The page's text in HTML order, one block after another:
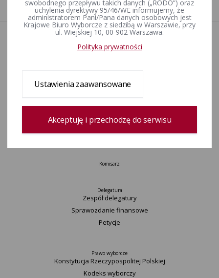
Wydarzenia
Uchwały
Okręgi wyborcze i obwody głosowania
Konkurs „Wybieram Wybory”
Archiwum
Komisarz
Delegatura
Zespół delegatury
Sprawozdanie finansowe
Petycje
Prawo wyborcze
Konstytucja Rzeczypospolitej Polskiej​
Kodeks wyborczy
swobodnego przepływu takich danych („RODO”) oraz
uchylenia dyrektywy 95/46/WE informujemy, że
administratorem Pani/Pana danych osobowych jest
Krajowe Biuro Wyborcze z siedzibą w Warszawie, przy
ul. Wiejskiej 10, 00-902 Warszawa.
Polityka prywatności
Ustawienia zaawansowane
Akceptuję i przechodzę do serwisu